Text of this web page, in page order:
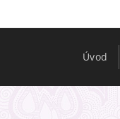
Úvod